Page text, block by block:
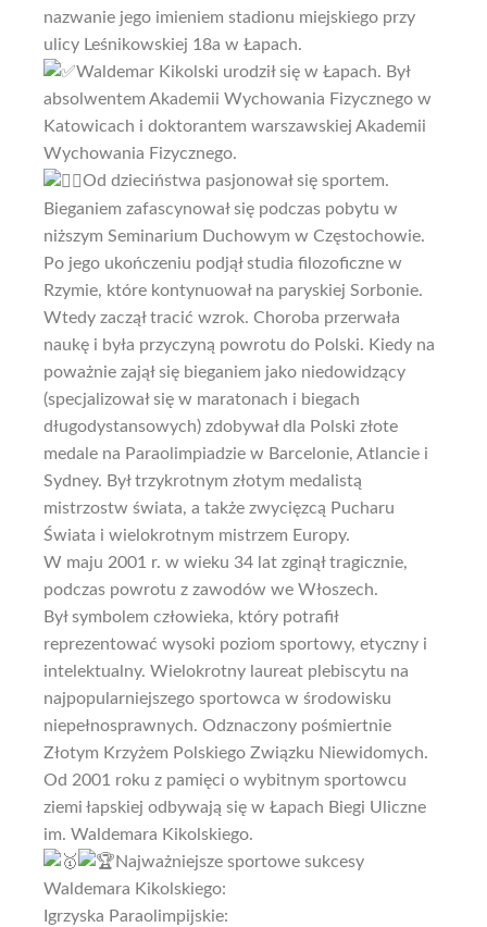
nazwanie jego imieniem stadionu miejskiego przy
ulicy Leśnikowskiej 18a w Łapach.
Waldemar Kikolski urodził się w Łapach. Był
absolwentem Akademii Wychowania Fizycznego w
Katowicach i doktorantem warszawskiej Akademii
Wychowania Fizycznego.
Od dzieciństwa pasjonował się sportem.
Bieganiem zafascynował się podczas pobytu w
niższym Seminarium Duchowym w Częstochowie.
Po jego ukończeniu podjął studia filozoficzne w
Rzymie, które kontynuował na paryskiej Sorbonie.
Wtedy zaczął tracić wzrok. Choroba przerwała
naukę i była przyczyną powrotu do Polski. Kiedy na
poważnie zajął się bieganiem jako niedowidzący
(specjalizował się w maratonach i biegach
długodystansowych) zdobywał dla Polski złote
medale na Paraolimpiadzie w Barcelonie, Atlancie i
Sydney. Był trzykrotnym złotym medalistą
mistrzostw świata, a także zwycięzcą Pucharu
Świata i wielokrotnym mistrzem Europy.
W maju 2001 r. w wieku 34 lat zginął tragicznie,
podczas powrotu z zawodów we Włoszech.
Był symbolem człowieka, który potrafił
reprezentować wysoki poziom sportowy, etyczny i
intelektualny. Wielokrotny laureat plebiscytu na
najpopularniejszego sportowca w środowisku
niepełnosprawnych. Odznaczony pośmiertnie
Złotym Krzyżem Polskiego Związku Niewidomych.
Od 2001 roku z pamięci o wybitnym sportowcu
ziemi łapskiej odbywają się w Łapach Biegi Uliczne
im. Waldemara Kikolskiego.
Najważniejsze sportowe sukcesy
Waldemara Kikolskiego:
Igrzyska Paraolimpijskie: